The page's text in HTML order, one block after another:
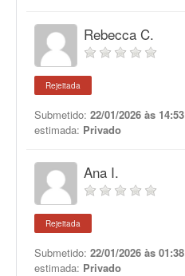
Rebecca C.
Rejeitada
Submetido: 22/01/2026 às 14:53
estimada: Privado
Ana I.
Rejeitada
Submetido: 22/01/2026 às 01:38
estimada: Privado